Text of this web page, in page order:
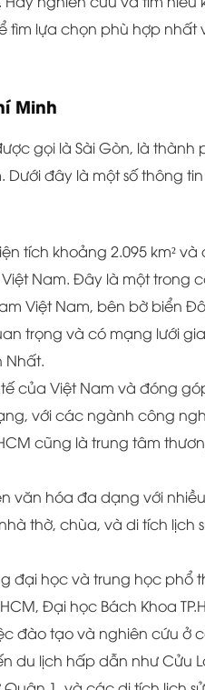
tìm lựa chọn phù hợp
Minh
gọi là Sài Gòn, là
đây là một số thông
tích khoảng 2.095 km²
Nam. Đây là một trong
Việt Nam, bên bờ biển
trọng và có mạng lưới
Nhất.
tế của Việt Nam và đóng
với các ngành công
cũng là trung tâm
văn hóa đa dạng với
thờ, chùa, và di tích lịch
đại học và trung học
Đại học Bách Khoa
đào tạo và nghiên cứu ở
du lịch hấp dẫn như